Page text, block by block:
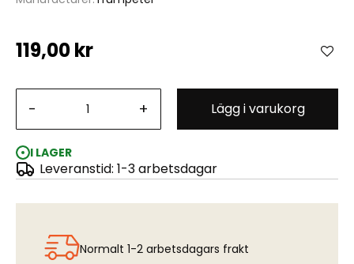
119,00 kr
- + Lägg i varukorg
I LAGER
Leveranstid: 1-3 arbetsdagar
Model Clamp
Normalt 1-2 arbetsdagars frakt